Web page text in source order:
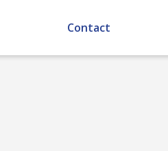
Contact